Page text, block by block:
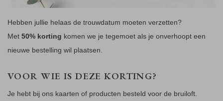
Hebben jullie helaas de trouwdatum moeten verzetten?
Met 50% korting komen we je tegemoet als je onverhoopt een
nieuwe bestelling wil plaatsen.
VOOR WIE IS DEZE KORTING?
Je hebt bij ons kaarten of producten besteld voor de bruiloft.